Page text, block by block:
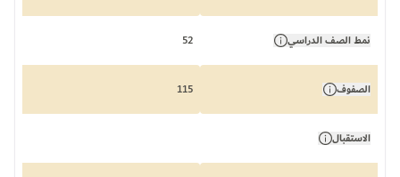
نمط الصف الدراسي 52
الصفوف 115
الاستقبال